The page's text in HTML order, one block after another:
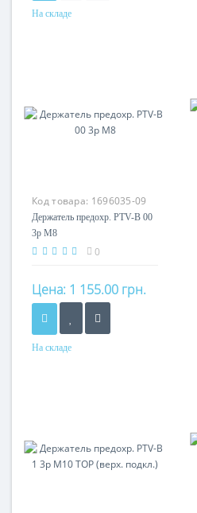
На складе
Код товара: 1696035-09
Держатель предохр. PTV-B 00
3p M8
0
Цена: 1 155.00 грн.
На складе